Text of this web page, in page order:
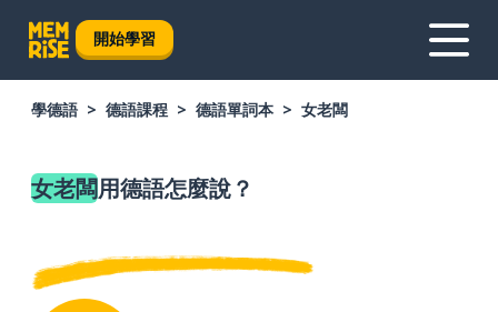
開始學習
學德語 德語課程 德語單詞本 女老闆
女老闆用德語怎麼說？